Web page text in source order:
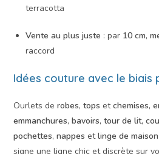
terracotta
Vente au plus juste : par 10 cm,
raccord
Idées couture avec le biais
Ourlets derobes,tops etchemises,
emmanchures,bavoirs,tour de lit,
pochettes,nappes etlinge de maison
signe une ligne chic et discrète sur